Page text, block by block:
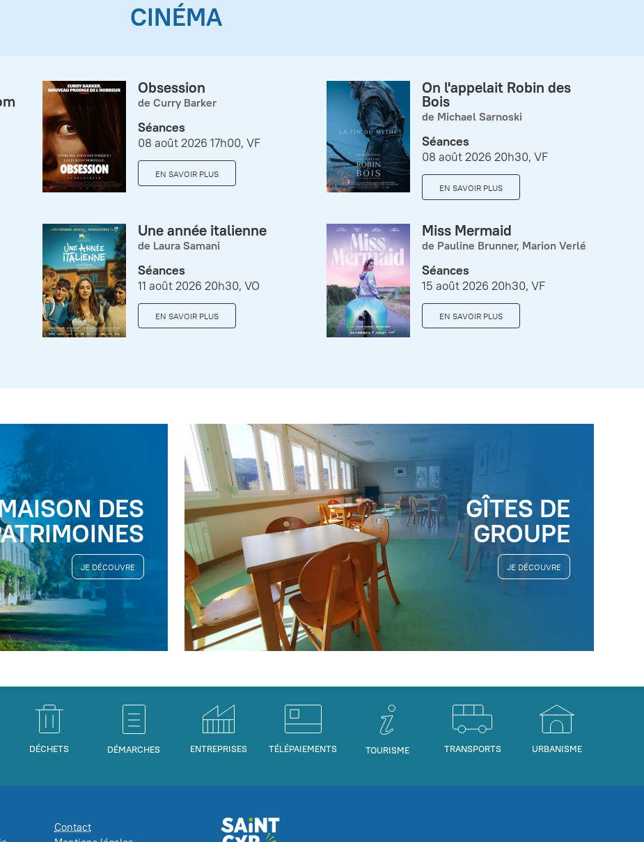
CINÉMA
Obsession
de Curry Barker
Séances
08 août 2026 17h00, VF
EN SAVOIR PLUS
On l'appelait Robin des
Bois
de Michael Sarnoski
Séances
08 août 2026 20h30, VF
EN SAVOIR PLUS
Une année italienne
de Laura Samani
Séances
11 août 2026 20h30, VO
EN SAVOIR PLUS
Miss Mermaid
de Pauline Brunner, Marion Verlé
Séances
15 août 2026 20h30, VF
EN SAVOIR PLUS
DES
JE DÉCOUVRE
GÎTES DE
GROUPE
JE DÉCOUVRE
DÉCHETS DÉMARCHES ENTREPRISES TÉLÉPAIEMENTS TOURISME TRANSPORTS URBANISME
Contact